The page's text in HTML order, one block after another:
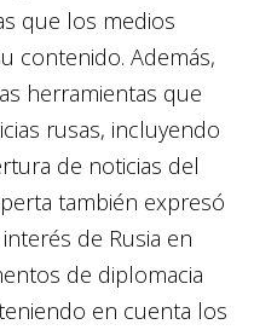
que los medios
contenido. Además,
herramientas que
rusas, incluyendo
de noticias del
también expresó
de Rusia en
de diplomacia
en cuenta los